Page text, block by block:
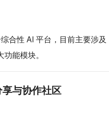
合性 AI 平台，目前主要涉及
功能模块。
与协作社区